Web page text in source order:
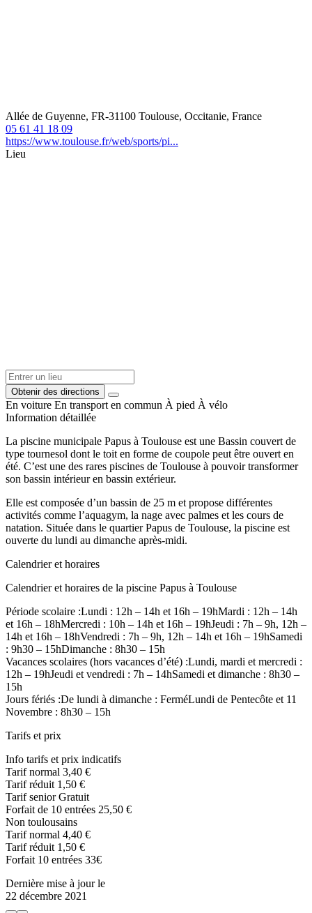
Allée de Guyenne, FR-31100 Toulouse, Occitanie, France
05 61 41 18 09
https://www.toulouse.fr/web/sports/pi...
Lieu
Obtenir des directions
En voiture En transport en commun À pied À vélo
Information détaillée
La piscine municipale Papus à Toulouse est une Bassin couvert de
type tournesol dont le toit en forme de coupole peut être ouvert en
été. C’est une des rares piscines de Toulouse à pouvoir transformer
son bassin intérieur en bassin extérieur.
Elle est composée d’un bassin de 25 m et propose différentes
activités comme l’aquagym, la nage avec palmes et les cours de
natation. Située dans le quartier Papus de Toulouse, la piscine est
ouverte du lundi au dimanche après-midi.
Calendrier et horaires
Calendrier et horaires de la piscine Papus à Toulouse
Période scolaire :Lundi : 12h – 14h et 16h – 19hMardi : 12h – 14h
et 16h – 18hMercredi : 10h – 14h et 16h – 19hJeudi : 7h – 9h, 12h –
14h et 16h – 18hVendredi : 7h – 9h, 12h – 14h et 16h – 19hSamedi
: 9h30 – 15hDimanche : 8h30 – 15h
Vacances scolaires (hors vacances d’été) :Lundi, mardi et mercredi :
12h – 19hJeudi et vendredi : 7h – 14hSamedi et dimanche : 8h30 –
15h
Jours fériés :De lundi à dimanche : FerméLundi de Pentecôte et 11
Novembre : 8h30 – 15h
Tarifs et prix
Info tarifs et prix indicatifs
Tarif normal 3,40 €
Tarif réduit 1,50 €
Tarif senior Gratuit
Forfait de 10 entrées 25,50 €
Non toulousains
Tarif normal 4,40 €
Tarif réduit 1,50 €
Forfait 10 entrées 33€
Dernière mise à jour le
22 décembre 2021